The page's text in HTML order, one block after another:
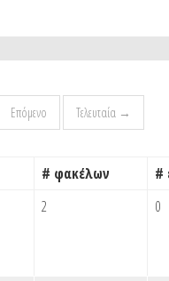
Επόμενο Τελευταία →
# φακέλων #
2 0